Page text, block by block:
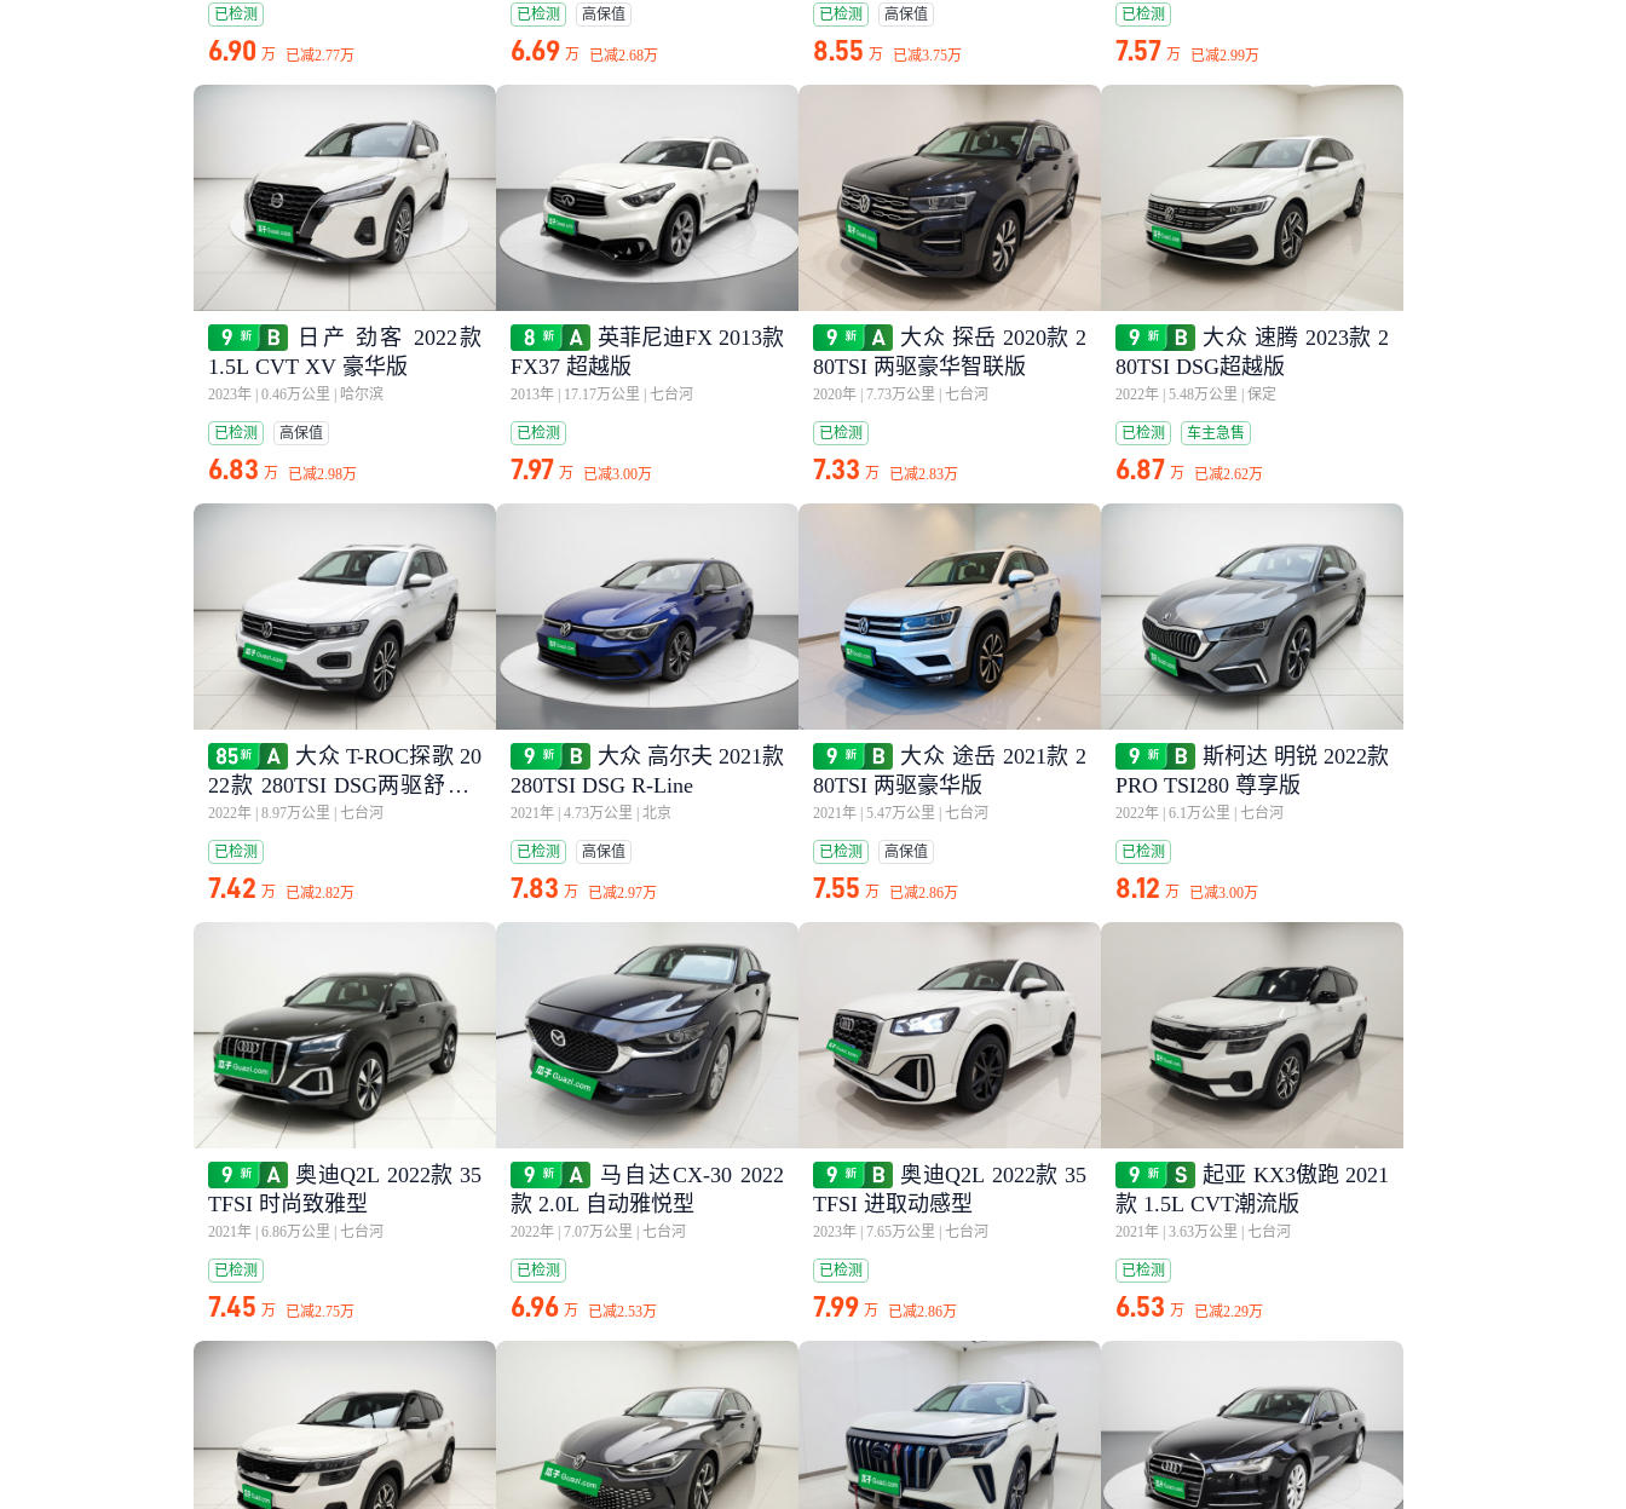
已检测
6.90 万 已减2.77万
已检测 高保值
6.69 万 已减2.68万
已检测 高保值
8.55 万 已减3.75万
已检测
7.57 万 已减2.99万
日产 劲客 2022款
1.5L CVT XV 豪华版
2023年 0.46万公里 哈尔滨
已检测 高保值
6.83 万 已减2.98万
英菲尼迪FX 2013款
FX37 超越版
2013年 17.17万公里 七台河
已检测
7.97 万 已减3.00万
大众 探岳 2020款 2
80TSI 两驱豪华智联版
2020年 7.73万公里 七台河
已检测
7.33 万 已减2.83万
大众 速腾 2023款 2
80TSI DSG超越版
2022年 5.48万公里 保定
已检测 车主急售
6.87 万 已减2.62万
大众 T-ROC探歌 20
22款 280TSI DSG两驱舒享P
LUS
2022年 8.97万公里 七台河
已检测
7.42 万 已减2.82万
大众 高尔夫 2021款
280TSI DSG R-Line
2021年 4.73万公里 北京
已检测 高保值
7.83 万 已减2.97万
大众 途岳 2021款 2
80TSI 两驱豪华版
2021年 5.47万公里 七台河
已检测 高保值
7.55 万 已减2.86万
斯柯达 明锐 2022款
PRO TSI280 尊享版
2022年 6.1万公里 七台河
已检测
8.12 万 已减3.00万
奥迪Q2L 2022款 35
TFSI 时尚致雅型
2021年 6.86万公里 七台河
已检测
7.45 万 已减2.75万
马自达CX-30 2022
款 2.0L 自动雅悦型
2022年 7.07万公里 七台河
已检测
6.96 万 已减2.53万
奥迪Q2L 2022款 35
TFSI 进取动感型
2023年 7.65万公里 七台河
已检测
7.99 万 已减2.86万
起亚 KX3傲跑 2021
款 1.5L CVT潮流版
2021年 3.63万公里 七台河
已检测
6.53 万 已减2.29万